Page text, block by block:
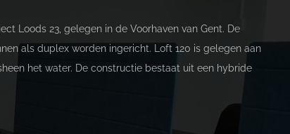
Loods 23, gelegen in de Voorhaven van Gent. De
als duplex worden ingericht. Loft 120 is gelegen aan
het water. De constructie bestaat uit een hybride